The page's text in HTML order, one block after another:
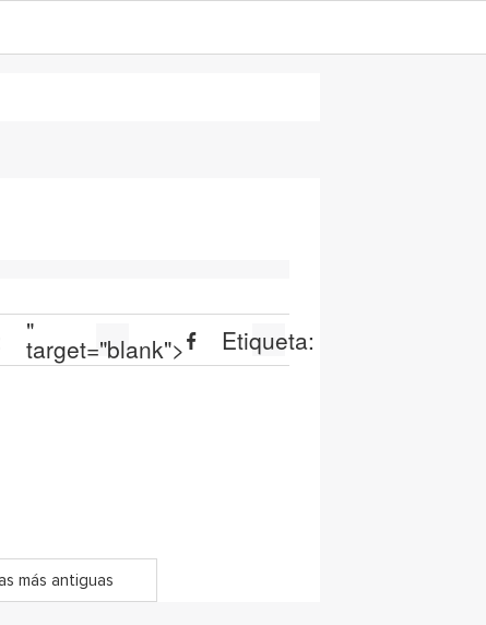
"
target="blank"> Etiqueta:
más antiguas